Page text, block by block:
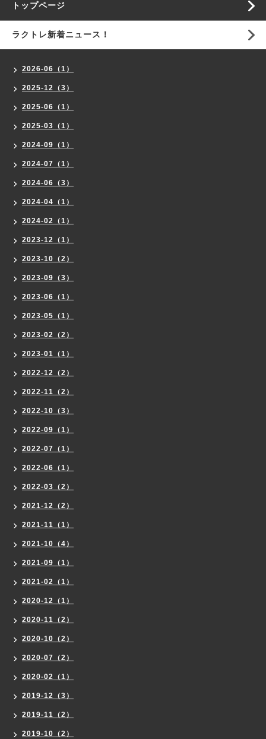
トップページ
ラクトレ新着ニュース！
2026-06（1）
2025-12（3）
2025-06（1）
2025-03（1）
2024-09（1）
2024-07（1）
2024-06（3）
2024-04（1）
2024-02（1）
2023-12（1）
2023-10（2）
2023-09（3）
2023-06（1）
2023-05（1）
2023-02（2）
2023-01（1）
2022-12（2）
2022-11（2）
2022-10（3）
2022-09（1）
2022-07（1）
2022-06（1）
2022-03（2）
2021-12（2）
2021-11（1）
2021-10（4）
2021-09（1）
2021-02（1）
2020-12（1）
2020-11（2）
2020-10（2）
2020-07（2）
2020-02（1）
2019-12（3）
2019-11（2）
2019-10（2）